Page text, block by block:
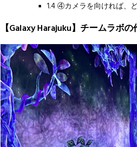
1.4 ④カメラを向ければ、
【Galaxy Harajuku】チームラボ